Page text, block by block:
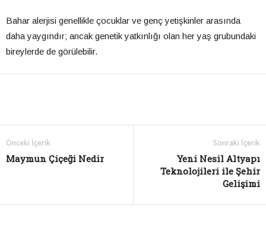
Bahar alerjisi genellikle çocuklar ve genç yetişkinler arasında
daha yaygındır; ancak genetik yatkınlığı olan her yaş grubundaki
bireylerde de görülebilir.
Önceki İçerik
Maymun Çiçeği Nedir
Sonraki İçerik
Yeni Nesil Altyapı
Teknolojileri ile Şehir
Gelişimi